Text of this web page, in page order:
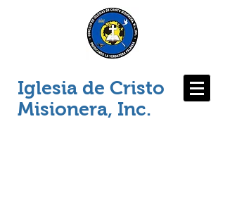
Iglesia de Cristo
Misionera, Inc.